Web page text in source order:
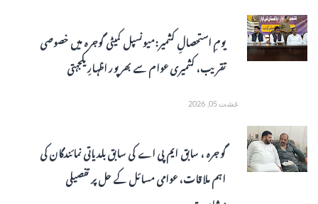
یومِ استحصالِ کشمیر: میونسپل کمیٹی گوجرہ میں خصوصی
تقریب، کشمیری عوام سے بھرپور اظہارِ یکجہتی
غشت 05, 2026
گوجرہ ، سابق ایم پی اے کی سابق بلدیاتی نمائندگان کی
اہم ملاقات، عوامی مسائل کے حل پر تفصیلی